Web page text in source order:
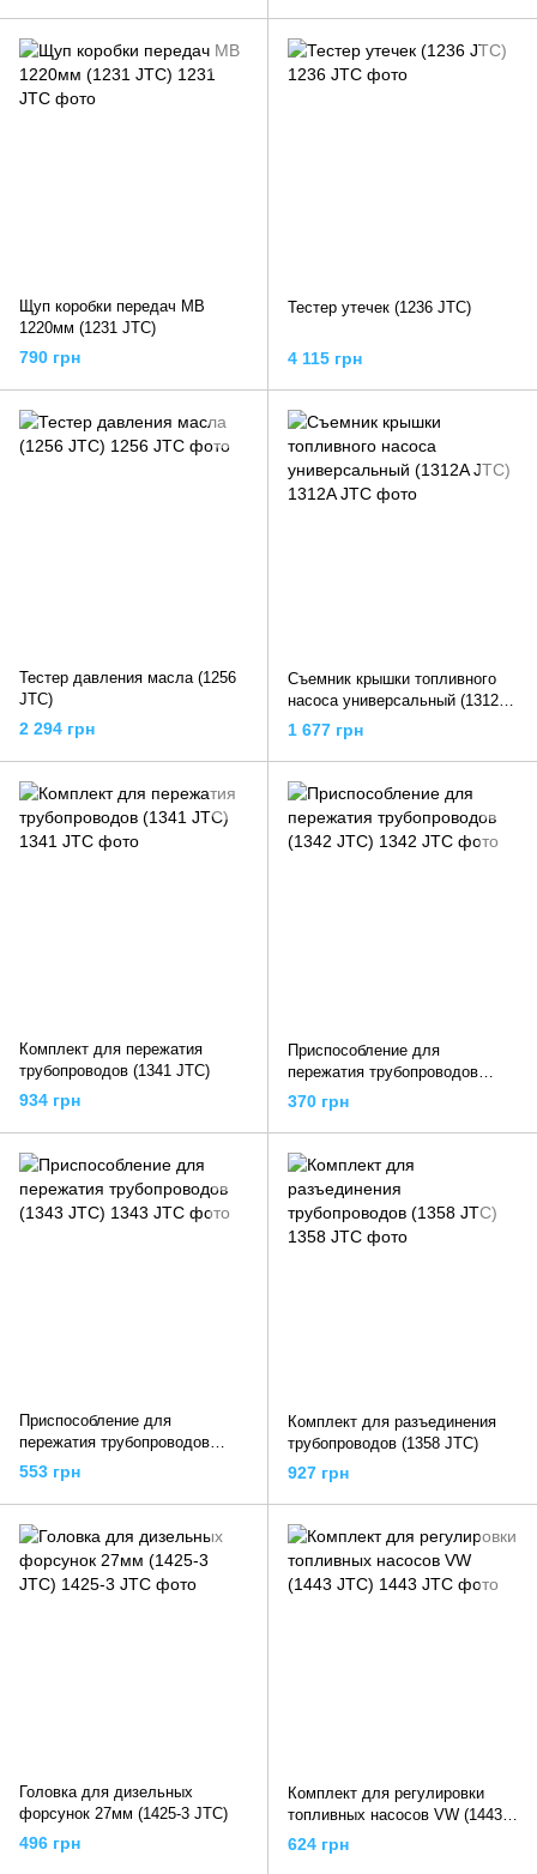
Щуп коробки передач МВ
1220мм (1231 JTC)
790 грн
Тестер утечек (1236 JTC)
4 115 грн
Тестер давления масла (1256
JTC)
2 294 грн
Съемник крышки топливного
насоса универсальный (1312A
JTC)
1 677 грн
Комплект для пережатия
трубопроводов (1341 JTC)
934 грн
Приспособление для
пережатия трубопроводов
(1342 JTC)
370 грн
Приспособление для
пережатия трубопроводов
(1343 JTC)
553 грн
Комплект для разъединения
трубопроводов (1358 JTC)
927 грн
Головка для дизельных
форсунок 27мм (1425-3 JTC)
496 грн
Комплект для регулировки
топливных насосов VW (1443
JTC)
624 грн